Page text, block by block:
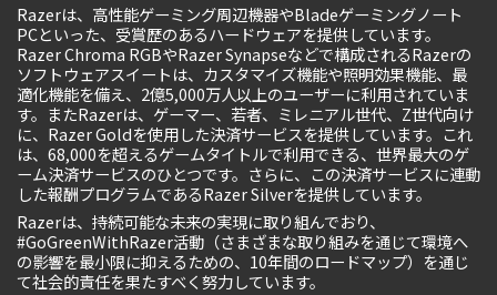
Razerは、高性能ゲーミング周辺機器やBladeゲーミングノート
PCといった、受賞歴のあるハードウェアを提供しています。
Razer Chroma RGBやRazer Synapseなどで構成されるRazerの
ソフトウェアスイートは、カスタマイズ機能や照明効果機能、最
適化機能を備え、2億5,000万人以上のユーザーに利用されていま
す。またRazerは、ゲーマー、若者、ミレニアル世代、Z世代向け
に、Razer Goldを使用した決済サービスを提供しています。これ
は、68,000を超えるゲームタイトルで利用できる、世界最大のゲ
ーム決済サービスのひとつです。さらに、この決済サービスに連動
した報酬プログラムであるRazer Silverを提供しています。
Razerは、持続可能な未来の実現に取り組んでおり、
#GoGreenWithRazer活動（さまざまな取り組みを通じて環境へ
の影響を最小限に抑えるための、10年間のロードマップ）を通じ
て社会的責任を果たすべく努力しています。